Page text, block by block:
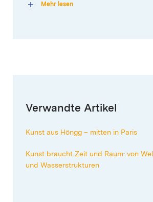
Mehr lesen
Verwandte Artikel
Kunst aus Höngg – mitten in Paris
Kunst braucht Zeit und Raum: von
und Wasserstrukturen